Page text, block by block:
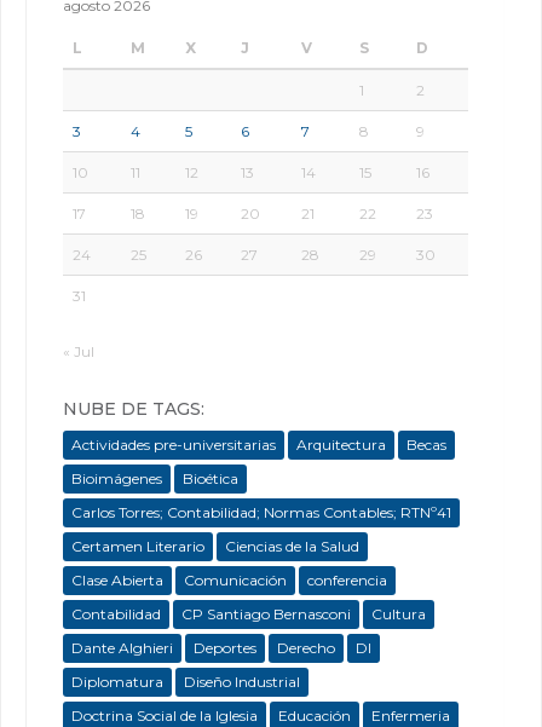
agosto 2026
L M X J V S D
1 2
3 4 5 6 7 8 9
10 11 12 13 14 15 16
17 18 19 20 21 22 23
24 25 26 27 28 29 30
31
« Jul
NUBE DE TAGS:
Actividades pre-universitarias Arquitectura
Becas
Bioimágenes
Bioética
Carlos Torres; Contabilidad; Normas Contables; RTNº41
Certamen Literario
Ciencias de la Salud
Clase Abierta
Comunicación
conferencia
Contabilidad
CP Santiago Bernasconi
Cultura
Dante Alghieri
Deportes Derecho
DI
Diplomatura
Diseño Industrial
Doctrina Social de la Iglesia
Educación
Enfermeria